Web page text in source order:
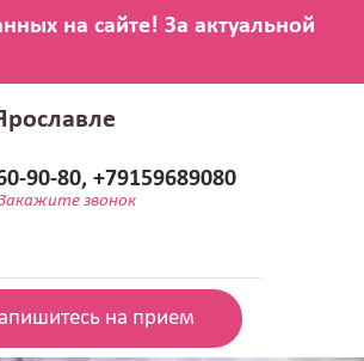
90-80, +79159689080
звонок
на прием